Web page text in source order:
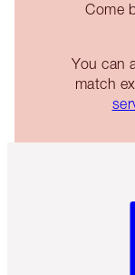
Come
You can
match